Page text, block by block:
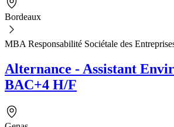
Bordeaux
MBA Responsabilité Sociétale des
Alternance - Assistant
BAC+4 H/F